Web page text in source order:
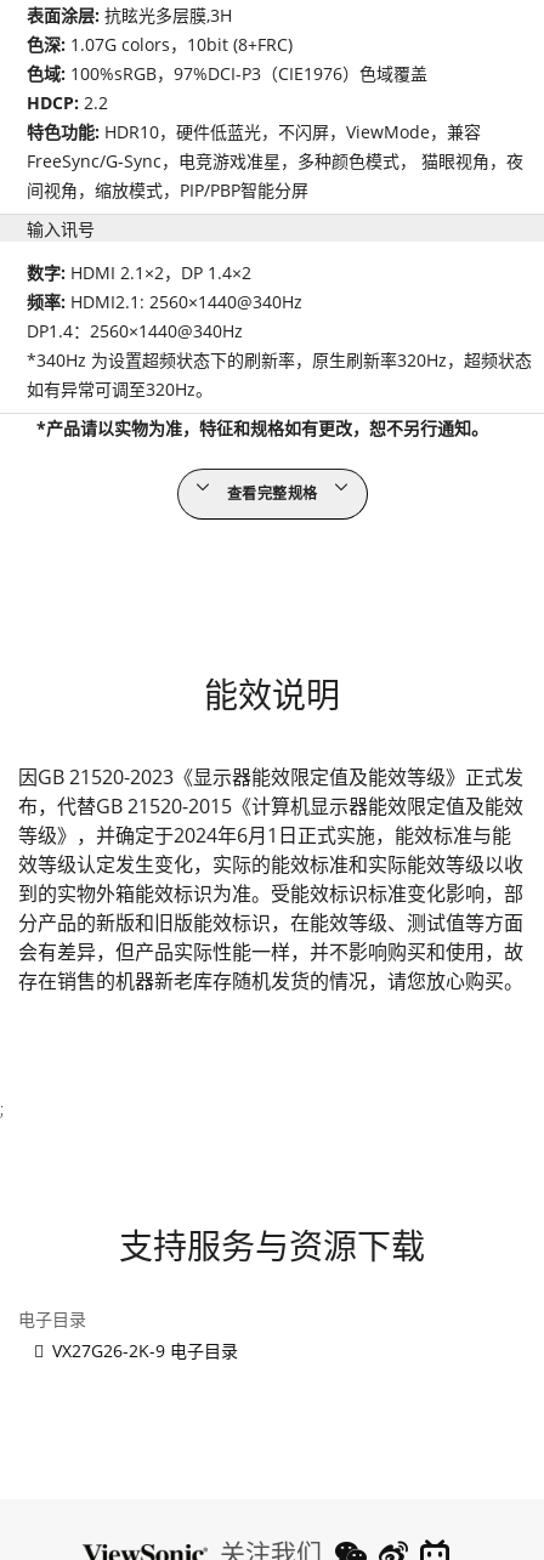
表面涂层:抗眩光多层膜,3H
色深: 1.07G colors，10bit (8+FRC)
色域: 100%sRGB，97%DCI-P3（CIE1976）色域覆盖
HDCP:2.2
特色功能: HDR10，硬件低蓝光，不闪屏，ViewMode，兼容
FreeSync/G-Sync，电竞游戏准星，多种颜色模式， 猫眼视角，夜
间视角，缩放模式，PIP/PBP智能分屏
输入讯号
数字: HDMI 2.1×2，DP 1.4×2
频率: HDMI2.1: 2560×1440@340Hz
DP1.4：2560×1440@340Hz
*340Hz 为设置超频状态下的刷新率，原生刷新率320Hz，超频状态
如有异常可调至320Hz。
*产品请以实物为准，特征和规格如有更改，恕不另行通知。
查看完整规格
能效说明
因GB 21520-2023《显示器能效限定值及能效等级》正式发
布，代替GB 21520-2015《计算机显示器能效限定值及能效
等级》，并确定于2024年6月1日正式实施，能效标准与能
效等级认定发生变化，实际的能效标准和实际能效等级以收
到的实物外箱能效标识为准。受能效标识标准变化影响，部
分产品的新版和旧版能效标识，在能效等级、测试值等方面
会有差异，但产品实际性能一样，并不影响购买和使用，故
存在销售的机器新老库存随机发货的情况，请您放心购买。
;
支持服务与资源下载
电子目录
VX27G26-2K-9 电子目录
关注我们